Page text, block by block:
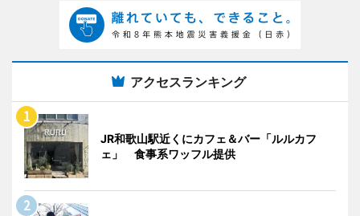
アクセスランキング
JR和歌山駅近くにカフェ＆バー「ルルカフ
ェ」 食事系ワッフル提供